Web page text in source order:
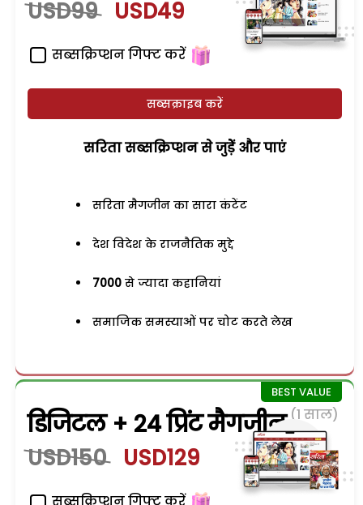
USD99 USD49
सब्सक्रिप्शन गिफ्ट करें
सब्सक्राइब करें
सरिता सब्सक्रिप्शन से जुड़ेें और पाएं
सरिता मैगजीन का सारा कंटेंट
देश विदेश के राजनैतिक मुद्दे
7000 से ज्यादा कहानियां
समाजिक समस्याओं पर चोट करते लेख
डिजिटल + 24 प्रिंट मैगजीन (1 साल)
USD150 USD129